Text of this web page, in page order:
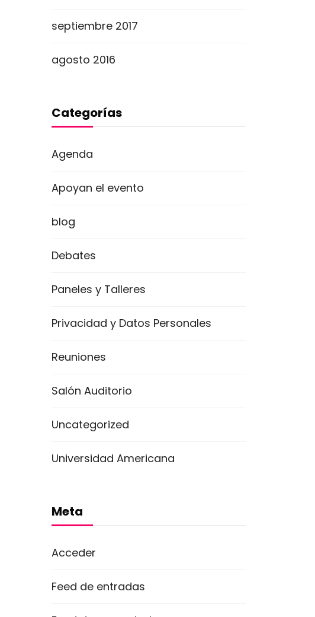
septiembre 2017
agosto 2016
Categorías
Agenda
Apoyan el evento
blog
Debates
Paneles y Talleres
Privacidad y Datos Personales
Reuniones
Salón Auditorio
Uncategorized
Universidad Americana
Meta
Acceder
Feed de entradas